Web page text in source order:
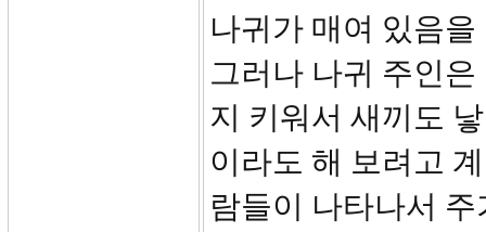
나귀가 매여 있음
그러나 나귀 주인
지 키워서 새끼도
이라도 해 보려고
람들이 나타나서